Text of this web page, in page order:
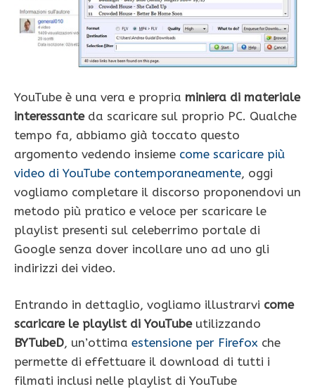
YouTube è una vera e propria miniera di materiale
interessanteda scaricare sul proprio PC. Qualche
tempo fa, abbiamo già toccato questo
argomento vedendo insieme come scaricare più
video di YouTube contemporaneamente, oggi
vogliamo completare il discorso proponendovi un
metodo più pratico e veloce per scaricare le
playlist presenti sul celeberrimo portale di
Google senza dover incollare uno ad uno gli
indirizzi dei video.
Entrando in dettaglio, vogliamo illustrarvi come
scaricare le playlist di YouTubeutilizzando
BYTubeD, un’ottima estensione per Firefox che
permette di effettuare il download di tutti i
filmati inclusi nelle playlist di YouTube